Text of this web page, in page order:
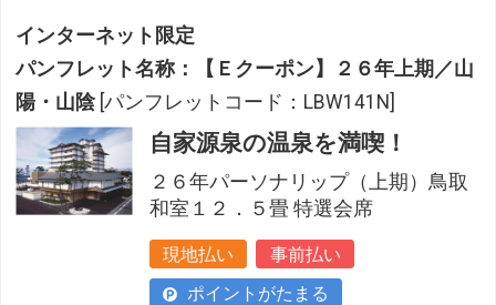
インターネット限定
パンフレット名称：【Ｅクーポン】２６年上期／山
陽・山陰 [パンフレットコード：LBW141N]
自家源泉の温泉を満喫！
２６年パーソナリップ（上期）鳥取
和室１２．５畳 特選会席
現地払い
事前払い
ポイントがたまる